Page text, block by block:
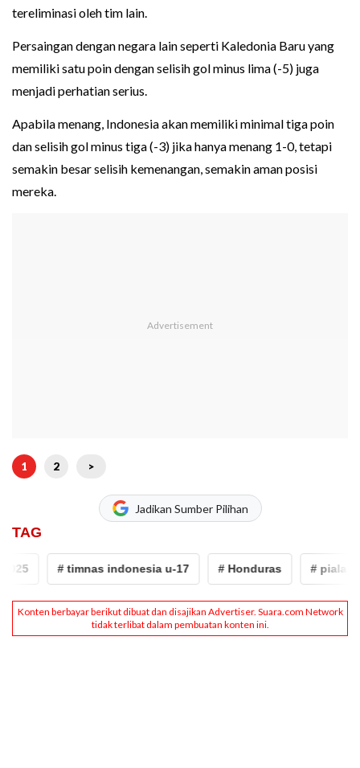
tereliminasi oleh tim lain.
Persaingan dengan negara lain seperti Kaledonia Baru yang
memiliki satu poin dengan selisih gol minus lima (-5) juga
menjadi perhatian serius.
Apabila menang, Indonesia akan memiliki minimal tiga poin
dan selisih gol minus tiga (-3) jika hanya menang 1-0, tetapi
semakin besar selisih kemenangan, semakin aman posisi
mereka.
1 2 >
Jadikan Sumber Pilihan
TAG
# timnas indonesia u-17 # Honduras # piala